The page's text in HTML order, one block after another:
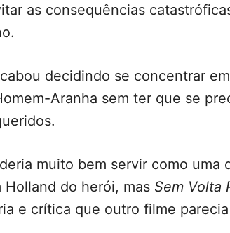
as consequências
decidindo se concentrar
Aranha sem ter que se
muito bem servir como uma
Holland do herói, mas Sem Volta
e crítica que outro filme